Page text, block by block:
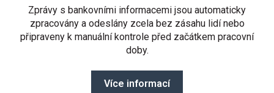
Zprávy s bankovními informacemi jsou automaticky
zpracovány a odeslány zcela bez zásahu lidí nebo
připraveny k manuální kontrole před začátkem pracovní
doby.
Více informací